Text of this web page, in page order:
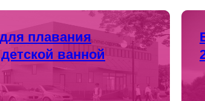
плавания
ванной